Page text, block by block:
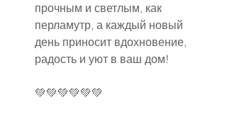
прочным и светлым, как
перламутр, а каждый новый
день приносит вдохновение,
радость и уют в ваш дом!
💚💚💚💚💚💚